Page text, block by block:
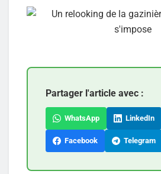
Partager l'article avec :
WhatsApp LinkedIn
Facebook Telegram